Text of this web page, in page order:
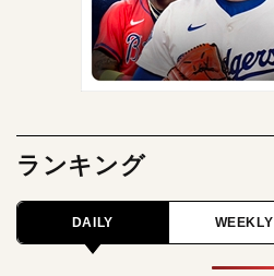
ランキング
DAILY WEEKLY